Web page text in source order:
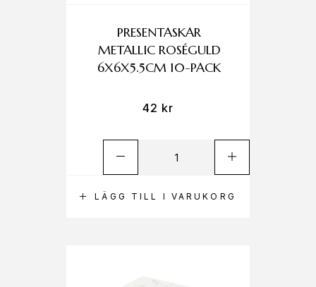
LÄGG TILL I VARUKORG
PRESENTASKAR
METALLIC ROSÉGULD
6X6X5.5CM 10-PACK
42 kr